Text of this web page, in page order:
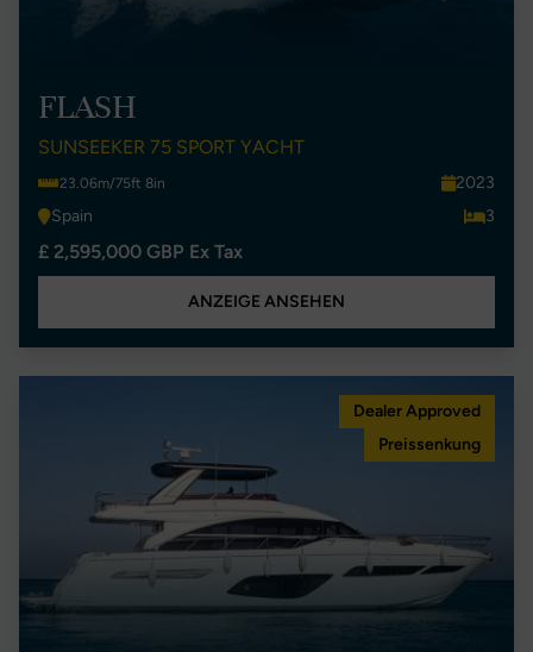
FLASH
SUNSEEKER 75 SPORT YACHT
23.06m/75ft 8in
2023
Spain
3
£ 2,595,000 GBP Ex Tax
ANZEIGE ANSEHEN
Dealer Approved
Preissenkung